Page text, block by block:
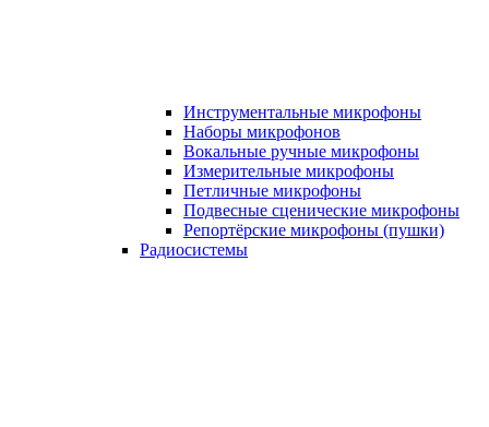
Инструментальные микрофоны
Наборы микрофонов
Вокальные ручные микрофоны
Измерительные микрофоны
Петличные микрофоны
Подвесные сценические микрофоны
Репортёрские микрофоны (пушки)
Радиосистемы